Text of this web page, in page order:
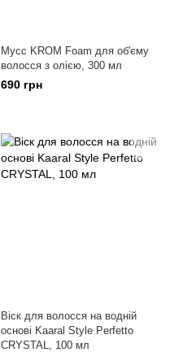
Мусс KROM Foam для об'єму
волосся з олією, 300 мл
690 грн
Віск для волосся на водній
основі Kaaral Style Perfetto
CRYSTAL, 100 мл